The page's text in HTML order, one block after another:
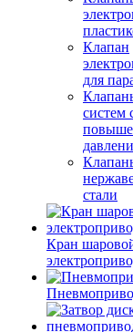
Клапан
для
систем
стали
Кран